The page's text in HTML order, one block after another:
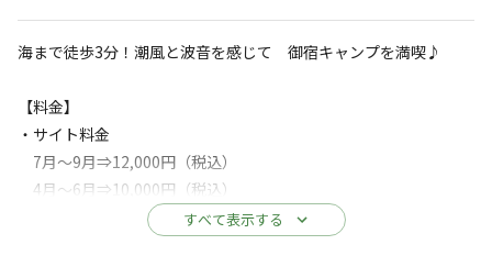
海まで徒歩3分！潮風と波音を感じて 御宿キャンプを満喫♪
【料金】
・サイト料金
7月～9月⇒12,000円（税込）
4月～6月⇒10,000円（税込）
10月～12月⇒10,000円（税込）
1月～3月⇒8,000円（税込）
すべて表示する
※詳しくは「キャンプ場情報」をご確認ください。
キャンプを満喫♪
千葉県御宿町に位置する【御宿リバーサイドガーデン】
は、2022年4月29日にオープン！